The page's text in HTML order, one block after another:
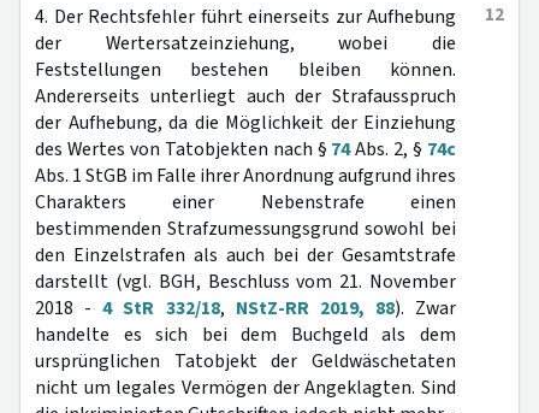
12
4. Der Rechtsfehler führt einerseits zur Aufhebung
der Wertersatzeinziehung, wobei die
Feststellungen bestehen bleiben können.
Andererseits unterliegt auch der Strafausspruch
der Aufhebung, da die Möglichkeit der Einziehung
des Wertes von Tatobjekten nach § 74Abs. 2, § 74c
Abs. 1 StGB im Falle ihrer Anordnung aufgrund ihres
Charakters einer Nebenstrafe einen
bestimmenden Strafzumessungsgrund sowohl bei
den Einzelstrafen als auch bei der Gesamtstrafe
darstellt (vgl. BGH, Beschluss vom 21. November
2018 -4 StR 332/18, NStZ-RR 2019, 88). Zwar
handelte es sich bei dem Buchgeld als dem
ursprünglichen Tatobjekt der Geldwäschetaten
nicht um legales Vermögen der Angeklagten. Sind